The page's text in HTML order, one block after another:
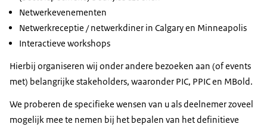
Netwerkevenementen
Netwerkreceptie / netwerkdiner in Calgary en Minneapolis
Interactieve workshops
Hierbij organiseren wij onder andere bezoeken aan (of events
met) belangrijke stakeholders, waaronder PIC, PPIC en MBold.
We proberen de specifieke wensen van u als deelnemer zoveel
mogelijk mee te nemen bij het bepalen van het definitieve